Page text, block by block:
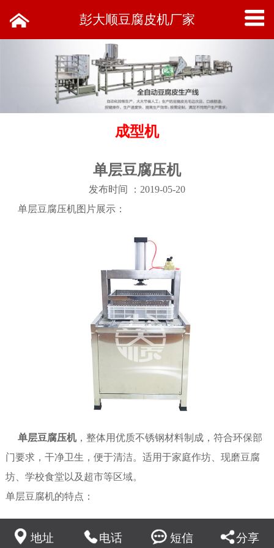
彭大顺豆腐皮机厂家
成型机
单层豆腐压机
发布时间 ：2019-05-20
单层豆腐压机图片展示：
单层豆腐压机，整体用优质不锈钢材料制成，符合环保部
门要求，干净卫生，便于清洁。适用于家庭作坊、现磨豆腐
坊、学校食堂以及超市等区域。
单层豆腐机的特点：
2、压制速度快、8-10分钟即可压制完成
地址 电话 短信 分享